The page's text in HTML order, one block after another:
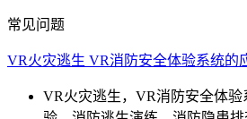
常见问题
VR火灾逃生 VR消防安全体验系统的
VR火灾逃生，VR消防安全体